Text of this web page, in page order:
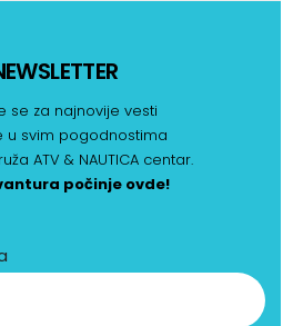
se za najnovije vesti
u svim pogodnostima
ATV & NAUTICA centar.
počinje ovde!